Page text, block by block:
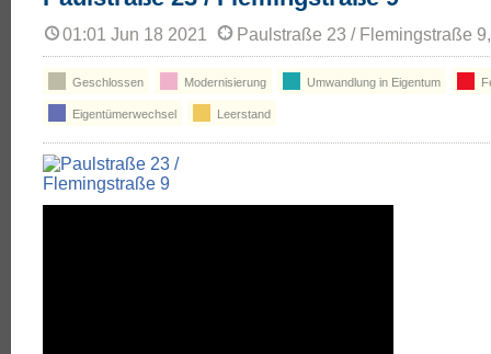
01:01 Jun 18 2021 Paulstraße 23 / Flemingstraße
Geschlossen Modernisierung Umwandlung in Eigentum
Eigentümerwechsel Leerstand